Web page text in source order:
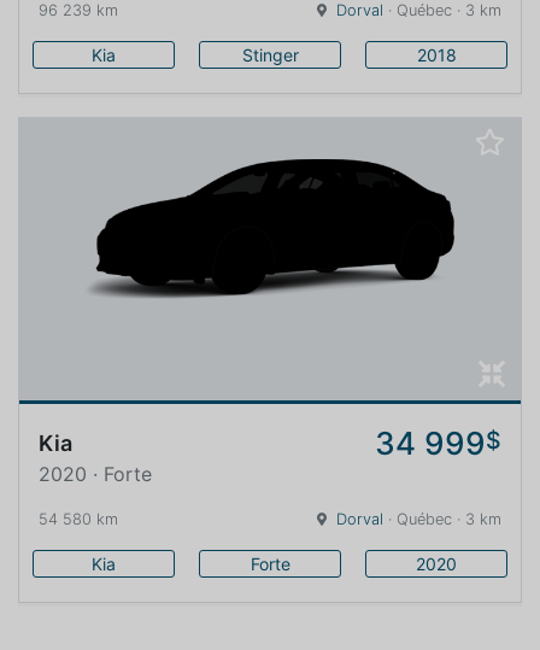
96 239 km Dorval · Québec · 3 km
Kia Stinger 2018
Kia 34 999$
2020 · Forte
54 580 km Dorval · Québec · 3 km
Kia Forte 2020